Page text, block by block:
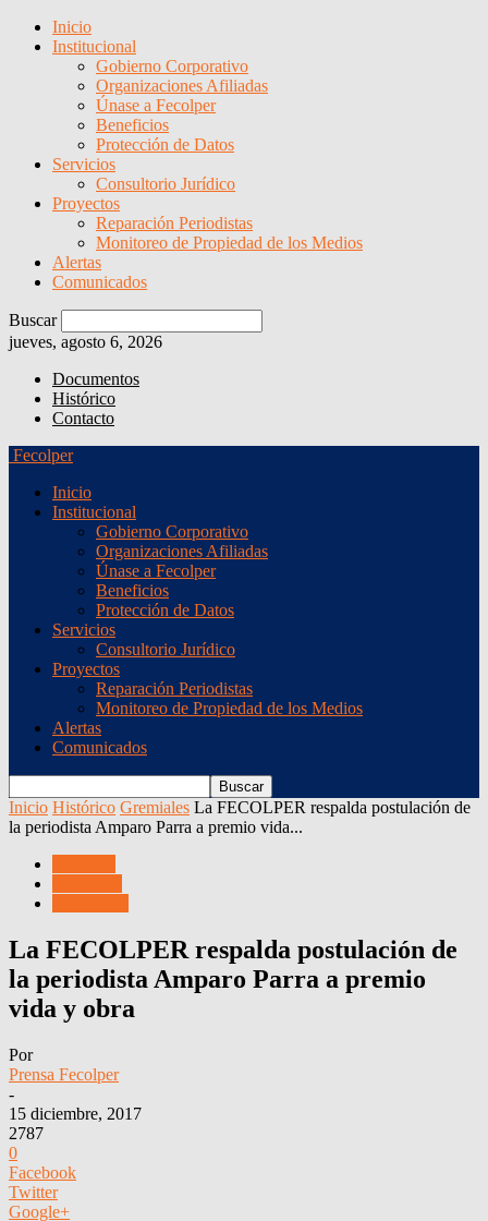
Inicio
Institucional
Gobierno Corporativo
Organizaciones Afiliadas
Únase a Fecolper
Beneficios
Protección de Datos
Servicios
Consultorio Jurídico
Proyectos
Reparación Periodistas
Monitoreo de Propiedad de los Medios
Alertas
Comunicados
Buscar
jueves, agosto 6, 2026
Documentos
Histórico
Contacto
Fecolper
Inicio
Institucional
Gobierno Corporativo
Organizaciones Afiliadas
Únase a Fecolper
Beneficios
Protección de Datos
Servicios
Consultorio Jurídico
Proyectos
Reparación Periodistas
Monitoreo de Propiedad de los Medios
Alertas
Comunicados
Inicio Histórico Gremiales La FECOLPER respalda postulación de
la periodista Amparo Parra a premio vida...
La FECOLPER respalda postulación de
la periodista Amparo Parra a premio
vida y obra
Por
Prensa Fecolper
-
15 diciembre, 2017
2787
0
Facebook
Twitter
Google+